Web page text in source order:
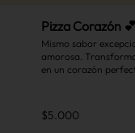
Pizza Corazón 💕
Mismo sabor
amorosa.
en un corazón
*Solo disponible
$5.000